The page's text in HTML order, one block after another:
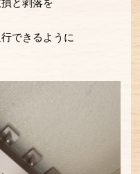
と剥落を
できるように